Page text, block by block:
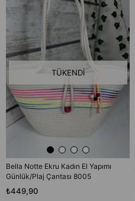
TÜKENDI
Bella Notte Ekru Kadın El Yapımı
Günlük/Plaj Çantası 8005
₺449,90